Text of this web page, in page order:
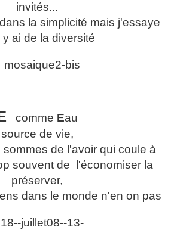
invités...
la simplicité mais j'essaye
y ai de la diversité
comme Eau
source de vie,
de l'avoir qui coule à
souvent de l'économiser la
préserver,
dans le monde n'en on pas